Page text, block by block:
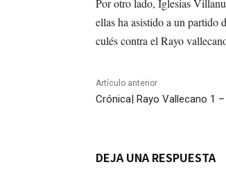
Por otro lado, Iglesias
ellas ha asistido a un partido
culés contra el Rayo
Artículo anterior
Crónica| Rayo Vallecano 1
DEJA UNA RESPUESTA